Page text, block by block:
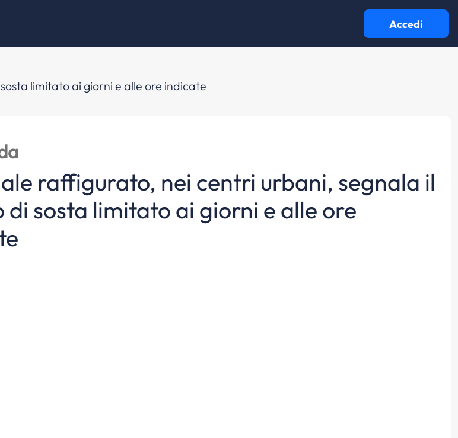
Accedi
limitato ai giorni e alle ore indicate
raffigurato, nei centri urbani, segnala il
di sosta limitato ai giorni e alle ore